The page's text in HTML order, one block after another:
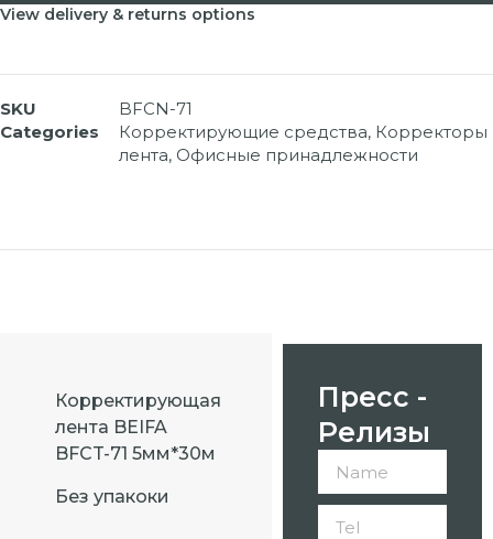
View delivery & returns options
SKU
BFCN-71
Categories
Корректирующие средства, Корректоры
лента, Офисные принадлежности
Корректирующая
лента BEIFA
BFCT-71 5мм*30м
Без упакоки
Пресс -
Релизы